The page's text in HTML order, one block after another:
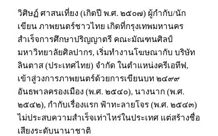
วิศิษฏ์ ศาสนเที่ยง (เกิดปี พ.ศ. ๒๕๐๗) ผู้กำกับ/นัก
เขียน ภาพยนตร์ชาวไทย เกิดที่กรุงเทพมหานคร
สำเร็จการศึกษาปริญญาตรี คณะมัณฑนศิลป์
มหาวิทยาลัยศิลปากร, เริ่มทำงานโฆษณากับ บริษัท
ลินตาส (ประเทศไทย) จำกัด ในตำแหน่งครีเอทีฟ,
เข้าสู่วงการภาพยนตร์ด้วยการเขียนบท ๒๔๙๙
อันธพาลครองเมือง (พ.ศ. ๒๕๔๐), นางนาก (พ.ศ.
๒๕๔๒), กำกับเรื่องแรก ฟ้าทะลายโจร (พ.ศ. ๒๕๔๓)
ไม่ประสบความสำเร็จเท่าไหร่ในประเทศ แต่สร้างชื่อ
เสียงระดับนานาชาติ